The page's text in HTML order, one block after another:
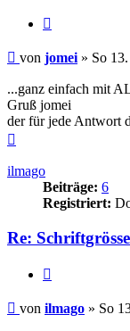
Beitrag
von jomei » So
...ganz einfach mit
Gruß jomei
der für jede Antwort
ilmago
Beiträge: 6
Registriert:
Re: Schriftgrösse
Beitrag
von ilmago » So